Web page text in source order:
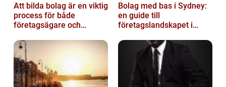
Att bilda bolag är en viktig
process för både
företagsägare och
etablera en ...
Bolag med bas i Sydney:
en guide till
företagslandskapet i
stad